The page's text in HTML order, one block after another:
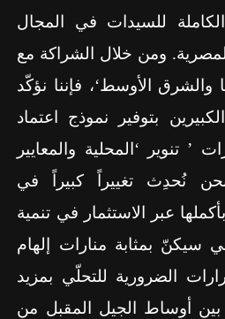
الكاملة للسيدات في المجال
ومن خلال الشراكة مع
والشرق الأوسط‘، فإننا نؤكّد
بتوفير نموذج اعتماد
تنوير ‘المحلية والمعايير
نُحدِث تغييراً كبيراً في
عبر الاستثمار في تنمية
سيكنّ بمثابة منارات إلهام
الضرورية للتحلّي بمزيد
أوساط الجيل المقبل من